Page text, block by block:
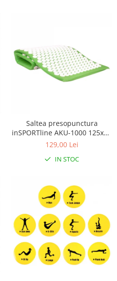
Saltea presopunctura
inSPORTline AKU-1000 125x50
cm
129,00 Lei
IN STOC